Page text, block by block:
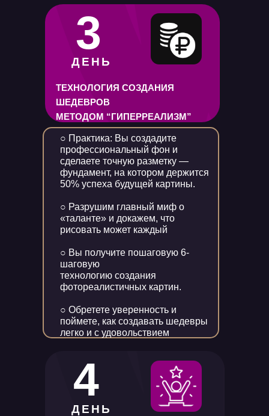
○ Практика: Вы создадите
профессиональный фон и
сделаете точную разметку —
фундамент, на котором держится
50% успеха будущей картины.
○ Разрушим главный миф о
«таланте» и докажем, что
рисовать может каждый
○ Вы получите пошаговую 6-
шаговую
технологию создания
фотореалистичных картин.
○ Обретете уверенность и
поймете, как создавать шедевры
легко и с удовольствием
ТЕХНОЛОГИЯ СОЗДАНИЯ
ШЕДЕВРОВ
МЕТОДОМ “ГИПЕРРЕАЛИЗМ”
3
ДЕНЬ
4
ДЕНЬ